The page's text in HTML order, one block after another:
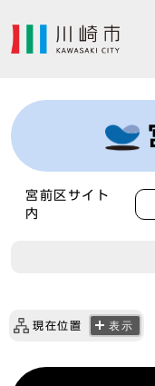
宮前区サイト
内
現在位置 表示